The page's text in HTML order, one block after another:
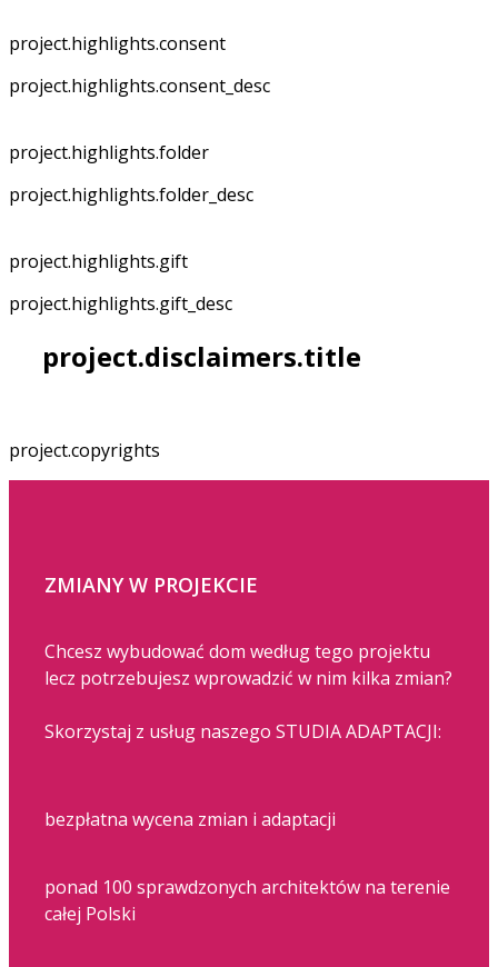
project.highlights.consent
project.highlights.consent_desc
project.highlights.folder
project.highlights.folder_desc
project.highlights.gift
project.highlights.gift_desc
project.disclaimers.title
project.copyrights
ZMIANY W PROJEKCIE
Chcesz wybudować dom według tego projektu
lecz potrzebujesz wprowadzić w nim kilka zmian?
Skorzystaj z usług naszego STUDIA ADAPTACJI:
bezpłatna wycena zmian i adaptacji
ponad 100 sprawdzonych architektów na terenie
całej Polski